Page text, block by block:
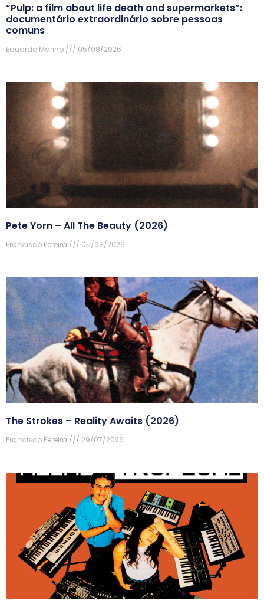
“Pulp: a film about life death and supermarkets”:
documentário extraordinário sobre pessoas
comuns
Eduardo Marino 05/08/2026
Pete Yorn – All The Beauty (2026)
Francisco Pereira 05/08/2026
The Strokes – Reality Awaits (2026)
Francisco Pereira 29/07/2026